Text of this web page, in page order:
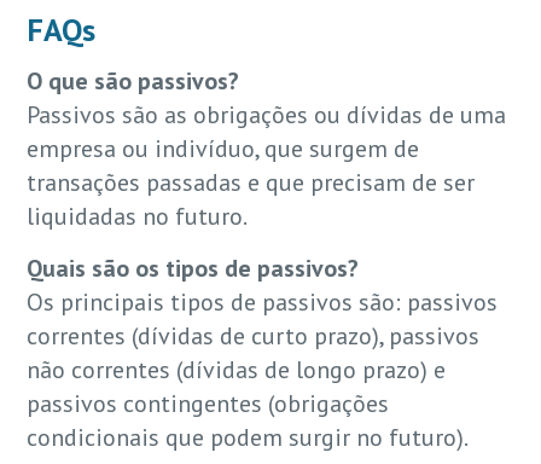
FAQs
O que são passivos?
Passivos são as obrigações ou dívidas de uma
empresa ou indivíduo, que surgem de
transações passadas e que precisam de ser
liquidadas no futuro.
Quais são os tipos de passivos?
Os principais tipos de passivos são: passivos
correntes (dívidas de curto prazo), passivos
não correntes (dívidas de longo prazo) e
passivos contingentes (obrigações
condicionais que podem surgir no futuro).